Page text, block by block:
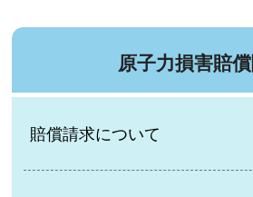
原子力損害賠
賠償請求について